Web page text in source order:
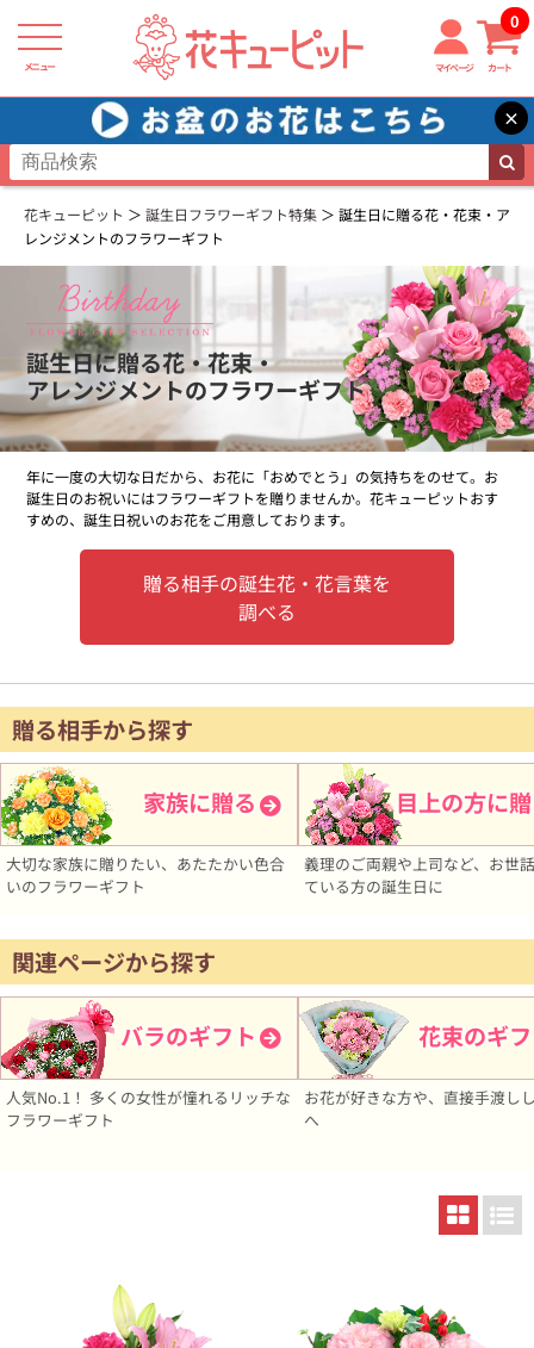
メニュー マイページ カート
0
×
花キューピット 誕生日フラワーギフト特集
誕生日に贈る花・花束・ア
レンジメントのフラワーギフト
誕生日に贈る花・花束・
アレンジメントのフラワーギフト
年に一度の大切な日だから、お花に「おめでとう」の気持ちをのせて。お
誕生日のお祝いにはフラワーギフトを贈りませんか。花キューピットおす
すめの、誕生日祝いのお花をご用意しております。
贈る相手の誕生花・花言葉を
調べる
贈る相手から探す
家族に贈る
大切な家族に贈りたい、あたたかい色合
いのフラワーギフト
目上の方に
義理のご両親や上司など、お世
ている方の誕生日に
関連ページから探す
バラのギフト
人気No.1！ 多くの女性が憧れるリッチな
フラワーギフト
花束のギ
お花が好きな方や、直接手渡し
へ